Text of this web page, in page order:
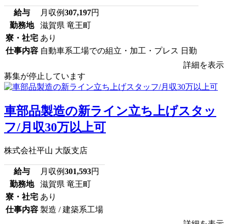
給与 月収例307,197円
勤務地
滋賀県 竜王町
寮・社宅 あり
仕事内容 自動車系工場での組立・加工・プレス 日勤
詳細を表示
募集が停止しています
車部品製造の新ライン立ち上げスタッ
フ/月収30万以上可
株式会社平山 大阪支店
給与 月収例301,593円
勤務地
滋賀県 竜王町
寮・社宅 あり
仕事内容 製造 / 建築系工場